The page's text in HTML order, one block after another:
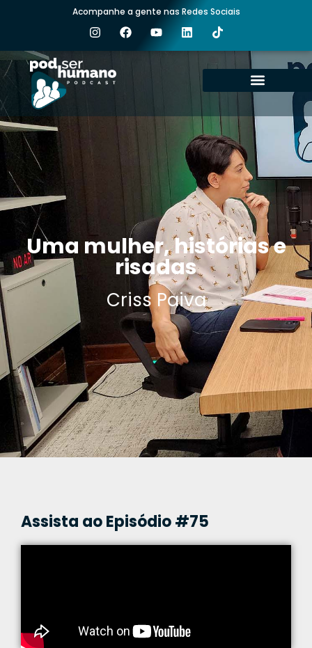
Acompanhe a gente nas Redes Sociais
Uma mulher, histórias e
risadas
Criss Paiva
Assista ao Episódio #75